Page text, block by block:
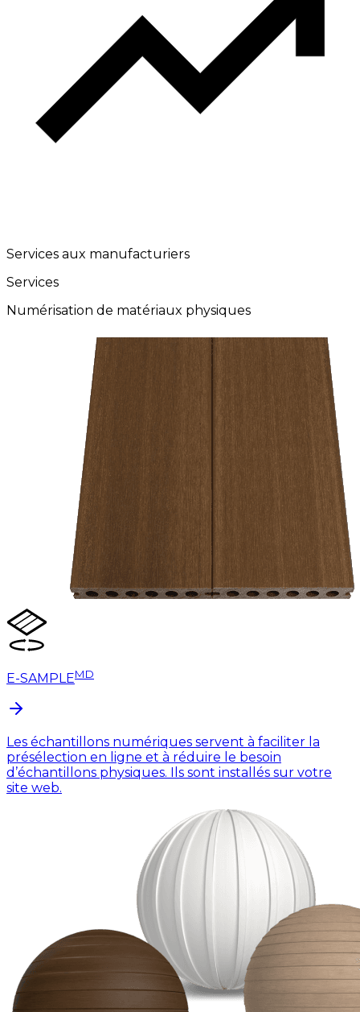
Services aux manufacturiers
Services
Numérisation de matériaux physiques
E-SAMPLEMD
Les échantillons numériques servent à faciliter la
présélection en ligne et à réduire le besoin
d’échantillons physiques. Ils sont installés sur votre
site web.